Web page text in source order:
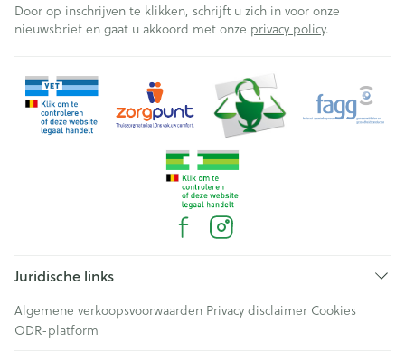
Door op inschrijven te klikken, schrijft u zich in voor onze
nieuwsbrief en gaat u akkoord met onze privacy policy.
Juridische links
Algemene verkoopsvoorwaarden Privacy disclaimer Cookies
ODR-platform